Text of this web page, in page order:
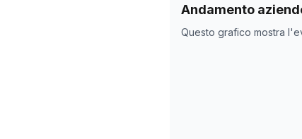
Andamento
Questo grafico mostra
Storico numero di
Data